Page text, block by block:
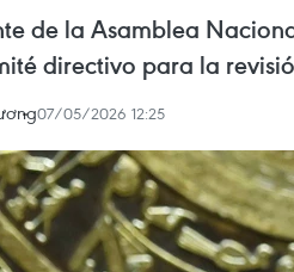
de la Asamblea
directivo para la
07/05/2026 12:25